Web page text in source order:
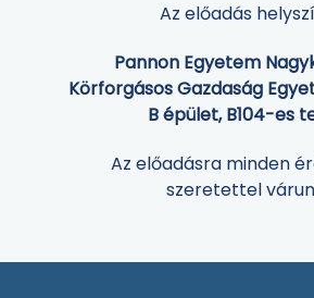
Az előadás
Pannon Egyetem
Körforgásos Gazdaság
B épület, B104-es
Az előadásra minden
szeretettel